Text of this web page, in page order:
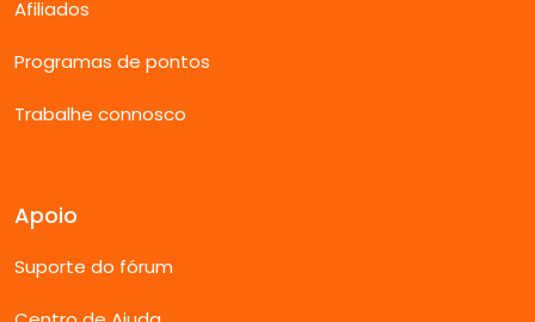
Afiliados
Programas de pontos
Trabalhe connosco
Apoio
Suporte do fórum